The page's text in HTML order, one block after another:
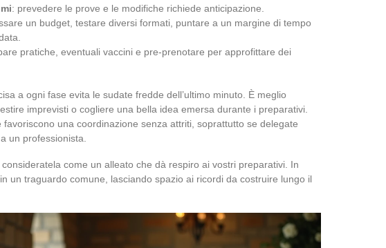
: prevedere le prove e le modifiche richiede anticipazione.
un budget, testare diversi formati, puntare a un margine di tempo
pratiche, eventuali vaccini e pre-prenotare per approfittare dei
a ogni fase evita le sudate fredde dell’ultimo minuto. È meglio
imprevisti o cogliere una bella idea emersa durante i preparativi.
una coordinazione senza attriti, soprattutto se delegate
un professionista.
come un alleato che dà respiro ai vostri preparativi. In
un traguardo comune, lasciando spazio ai ricordi da costruire lungo il